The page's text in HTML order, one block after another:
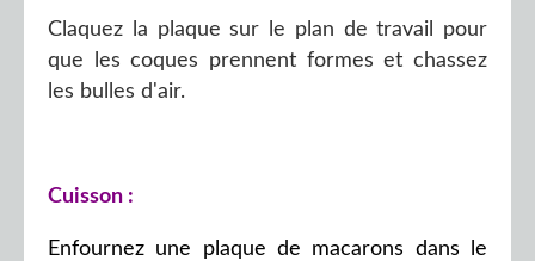
Claquez la plaque sur le plan de travail pour
que les coques prennent formes et chassez
les bulles d'air.
Cuisson :
Enfournez une plaque de macarons dans le